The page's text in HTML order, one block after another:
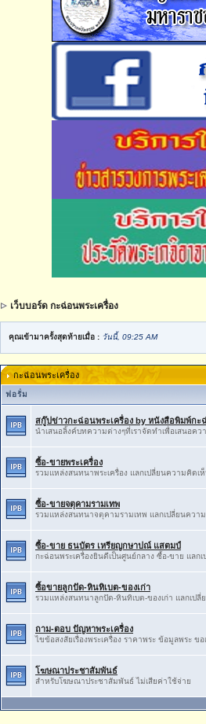
เว็บบอร์ด กะฉ่อนพระเครื่อง
คุณเข้ามาครั้งสุดท้ายเมื่อ : วันนี้, 09:25 AM
กะฉ่อนพระเครื่อง
ฟอรั่ม
สกู๊ปข่าวกะฉ่อนพระเครื่อง by หนังสือพิมพ์ก
นำเสนอลิ้งค์บทความต่างๆที่เราจัดทำเพื่อเสนอค
ซื้อ-ขายพระเครื่อง
รวมแหล่งสนทนาพระเครื่อง แลกเปลี่ยนความคิดเ
ซื้อ-ขายจตุคามรามเทพ
รวมแหล่งสนทนาจตุคามรามเทพ แลกเปลี่ยนควา
ซื้อ-ขาย ธนบัตร เหรียญกษาปณ์ แสตมป์
กะฉ่อนพระเครื่องยินดีเป็นศูนย์กลาง ซื้อ-ขาย แล
ซื้อขายลูกปัด-หินทิเบต-ของเก่า
รวมแหล่งสนทนาลูกปัด-หินทิเบต-ของเก่า ​แลกเป
ถาม-ตอบ ปัญหาพระเครื่อง
ไขข้อสงสัยเรื่องพระเครื่อง ราคาพระ ข้อมูลพระ
โฆษณาประชาสัมพันธ์
สำหรับโฆษณาประชาสัมพันธ์ ไม่เสียค่าใช้จ่าย